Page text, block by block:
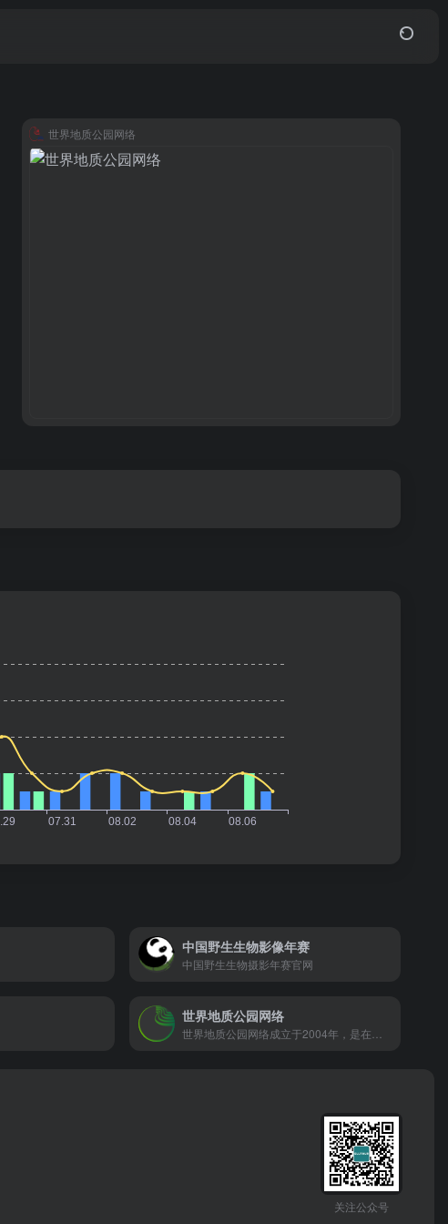
世界地质公园网络
中国野生生物影像年赛
中国野生生物摄影年赛官网
世界地质公园网络
关注公众号